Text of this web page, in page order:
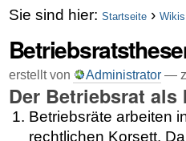
Sie sind hier: Startseite › Wikis
erstellt von Administrator—
Der Betriebsrat
Betriebsräte arbeiten
rechtlichen Korsett.